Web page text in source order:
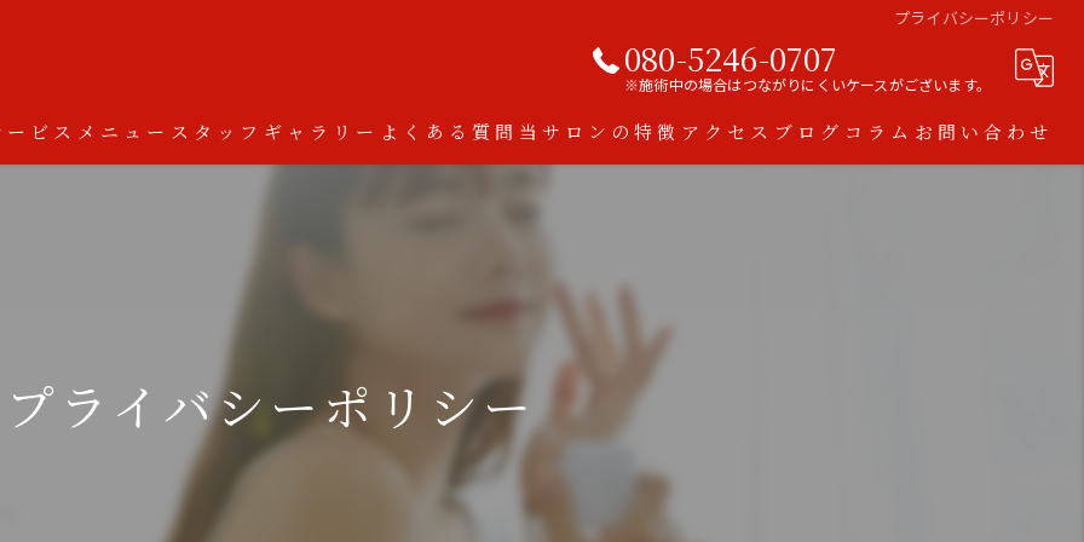
プライバシーポリシー
080-5246-0707
※施術中の場合はつながりにくいケースがございます。
ービス メニュー スタッフ ギャラリー よくある質問 当サロンの特徴
スキンケア
アクセス ブログ コラム お問い合わせ
プライバシーポリシー